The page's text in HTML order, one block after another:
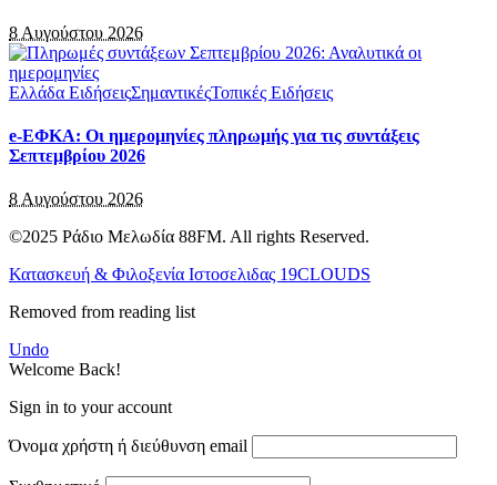
8 Αυγούστου 2026
Ελλάδα ΕιδήσειςΣημαντικέςΤοπικές Ειδήσεις
e-ΕΦΚΑ: Οι ημερομηνίες πληρωμής για τις συντάξεις
Σεπτεμβρίου 2026
8 Αυγούστου 2026
©2025 Ράδιο Μελωδία 88FM. All rights Reserved.
Κατασκευή & Φιλοξενία Ιστοσελιδας 19CLOUDS
Removed from reading list
Undo
Welcome Back!
Sign in to your account
Όνομα χρήστη ή διεύθυνση email